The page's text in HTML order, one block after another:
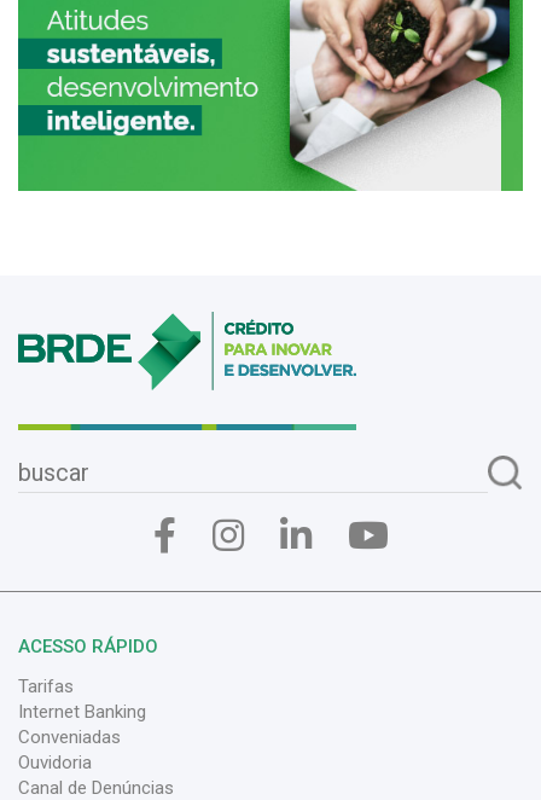
ACESSO RÁPIDO
Tarifas
Internet Banking
Conveniadas
Ouvidoria
Canal de Denúncias